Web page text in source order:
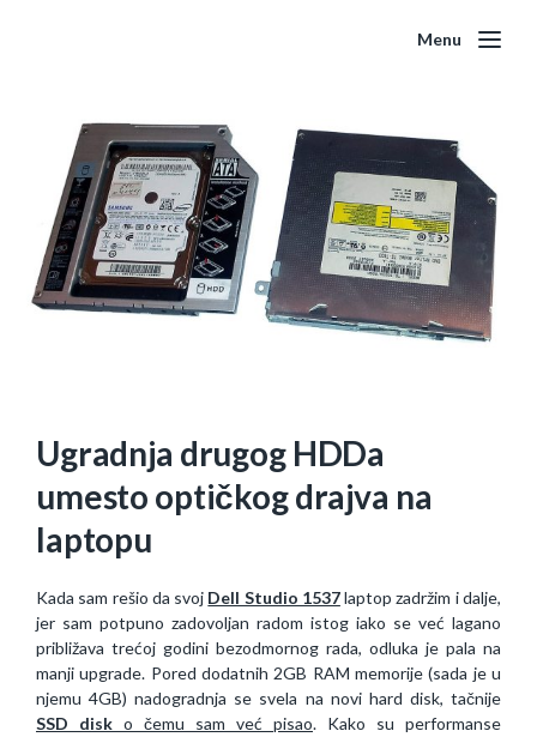
Menu
Ugradnja drugog HDDa
umesto optičkog drajva na
laptopu
Kada sam rešio da svoj Dell Studio 1537laptop zadržim i dalje,
jer sam potpuno zadovoljan radom istog iako se već lagano
približava trećoj godini bezodmornog rada, odluka je pala na
manji upgrade. Pored dodatnih 2GB RAM memorije (sada je u
njemu 4GB) nadogradnja se svela na novi hard disk, tačnije
SSD disk o čemu sam već pisao. Kako su performanse